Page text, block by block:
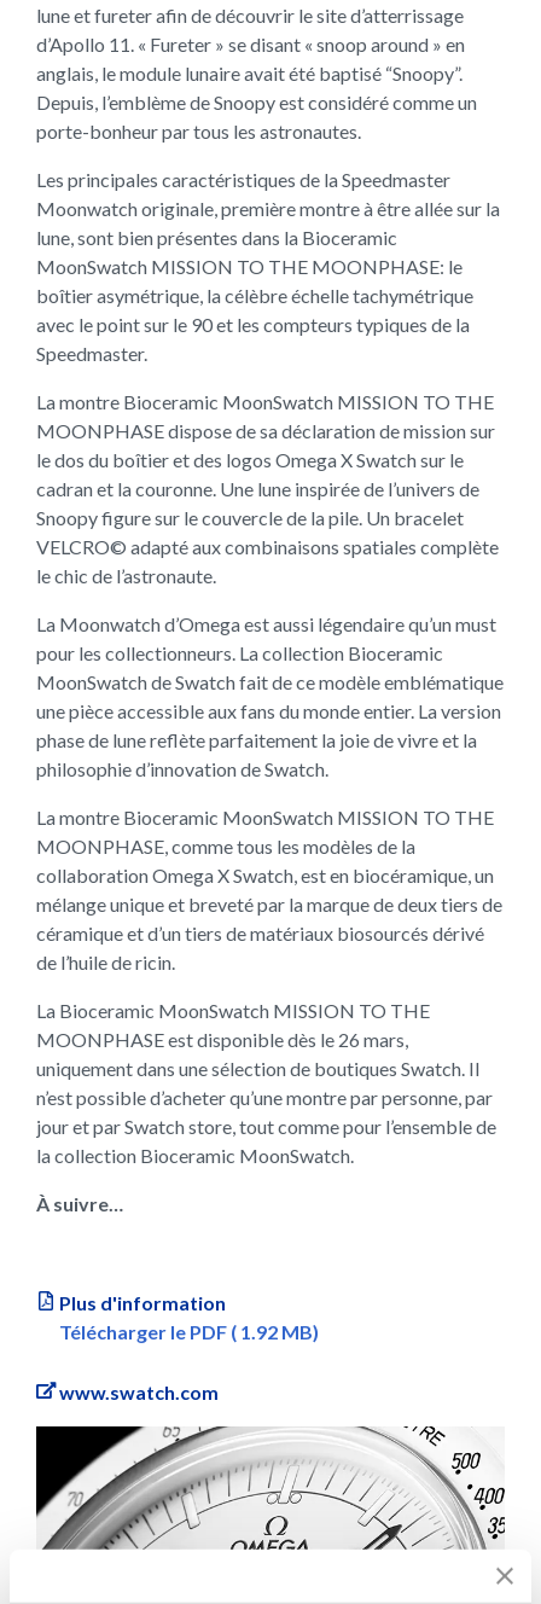
lune et fureter afin de découvrir le site d’atterrissage
d’Apollo 11. « Fureter » se disant « snoop around » en
anglais, le module lunaire avait été baptisé “Snoopy”.
Depuis, l’emblème de Snoopy est considéré comme un
porte-bonheur par tous les astronautes.
Les principales caractéristiques de la Speedmaster
Moonwatch originale, première montre à être allée sur la
lune, sont bien présentes dans la Bioceramic
MoonSwatch MISSION TO THE MOONPHASE: le
boîtier asymétrique, la célèbre échelle tachymétrique
avec le point sur le 90 et les compteurs typiques de la
Speedmaster.
La montre Bioceramic MoonSwatch MISSION TO THE
MOONPHASE dispose de sa déclaration de mission sur
le dos du boîtier et des logos Omega X Swatch sur le
cadran et la couronne. Une lune inspirée de l’univers de
Snoopy figure sur le couvercle de la pile. Un bracelet
VELCRO© adapté aux combinaisons spatiales complète
le chic de l’astronaute.
La Moonwatch d’Omega est aussi légendaire qu’un must
pour les collectionneurs. La collection Bioceramic
MoonSwatch de Swatch fait de ce modèle emblématique
une pièce accessible aux fans du monde entier. La version
phase de lune reflète parfaitement la joie de vivre et la
philosophie d’innovation de Swatch.
La montre Bioceramic MoonSwatch MISSION TO THE
MOONPHASE, comme tous les modèles de la
collaboration Omega X Swatch, est en biocéramique, un
mélange unique et breveté par la marque de deux tiers de
céramique et d’un tiers de matériaux biosourcés dérivé
de l’huile de ricin.
La Bioceramic MoonSwatch MISSION TO THE
MOONPHASE est disponible dès le 26 mars,
uniquement dans une sélection de boutiques Swatch. Il
n’est possible d’acheter qu’une montre par personne, par
jour et par Swatch store, tout comme pour l’ensemble de
la collection Bioceramic MoonSwatch.
À suivre…
Plus d'information
Télécharger le PDF ( 1.92 MB)
www.swatch.com